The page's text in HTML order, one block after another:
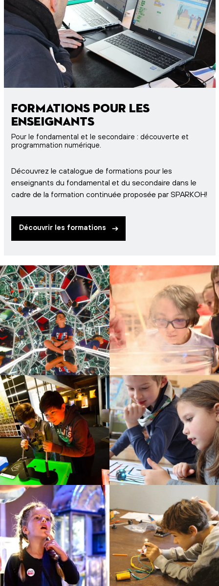
Formations pour les
enseignants
Pour le fondamental et le secondaire : découverte et
programmation numérique.
Découvrez le catalogue de formations pour les
enseignants du fondamental et du secondaire dans le
cadre de la formation continuée proposée par SPARKOH!
Découvrir les formations